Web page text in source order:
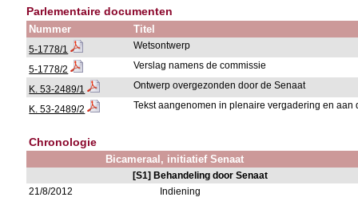
Parlementaire documenten
Nummer Titel
5-1778/1 Wetsontwerp
5-1778/2 Verslag namens de commissie
K. 53-2489/1 Ontwerp overgezonden door de Senaat
K. 53-2489/2 Tekst aangenomen in plenaire vergadering en
Chronologie
Bicameraal, initiatief Senaat
[S1] Behandeling door Senaat
21/8/2012
Indiening